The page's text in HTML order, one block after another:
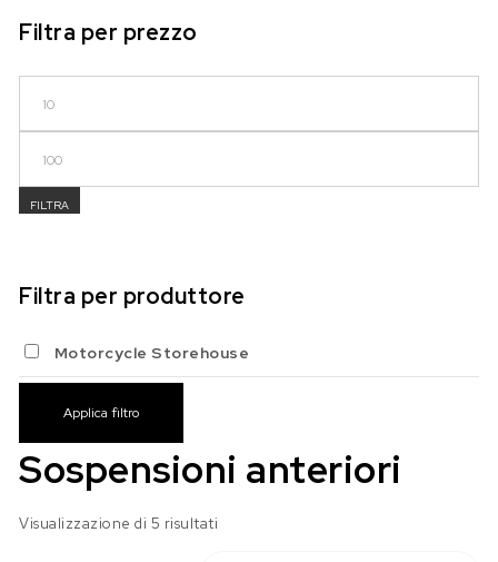
Filtra per prezzo
FILTRA
Filtra per produttore
Motorcycle Storehouse
Applica filtro
Sospensioni anteriori
Visualizzazione di 5 risultati